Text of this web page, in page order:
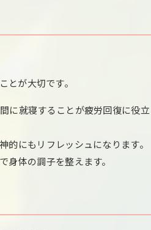
が大切です。
に就寝することが疲労回復に役立
的にもリフレッシュになります。
身体の調子を整えます。